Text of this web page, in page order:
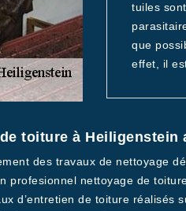
tuiles
que
effet, il
toiture à Heiligenstein
des travaux de nettoyage
profesionnel nettoyage de
d’entretien de toiture